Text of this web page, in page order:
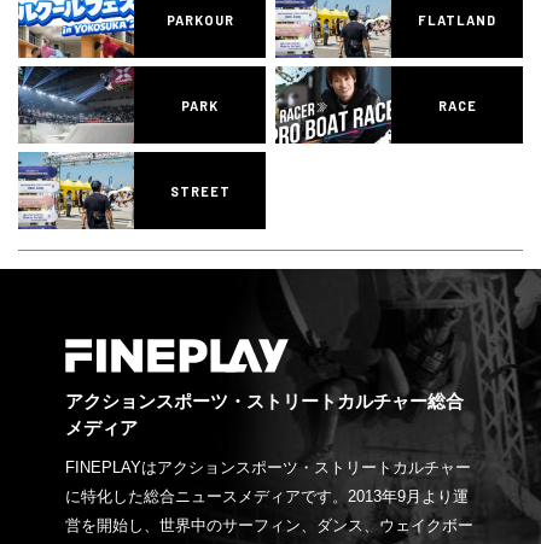
PARKOUR FLATLAND
PARK RACE
STREET
アクションスポーツ・ストリートカルチャー総合
メディア
FINEPLAYはアクションスポーツ・ストリートカルチャー
に特化した総合ニュースメディアです。2013年9月より運
営を開始し、世界中のサーフィン、ダンス、ウェイクボー